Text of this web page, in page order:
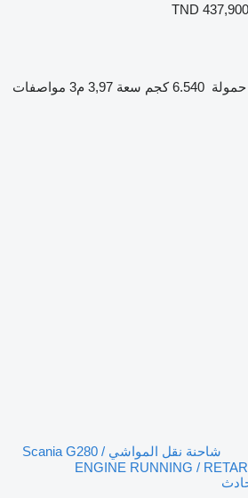
TND
حمولة 6.540 كجم سعة 3,97 م3
مواصفات
شاحنة نقل المواشي Scania G280 /
ENGINE RUNNING /